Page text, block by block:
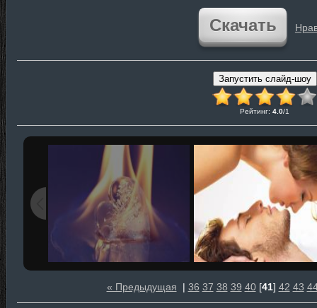
Скачать
Рейтинг: 4.0/1
« Предыдущая | 36 37 38 39 40[41] 42 43